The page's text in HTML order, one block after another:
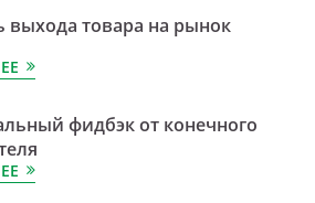
выхода товара на рынок
фидбэк от конечного